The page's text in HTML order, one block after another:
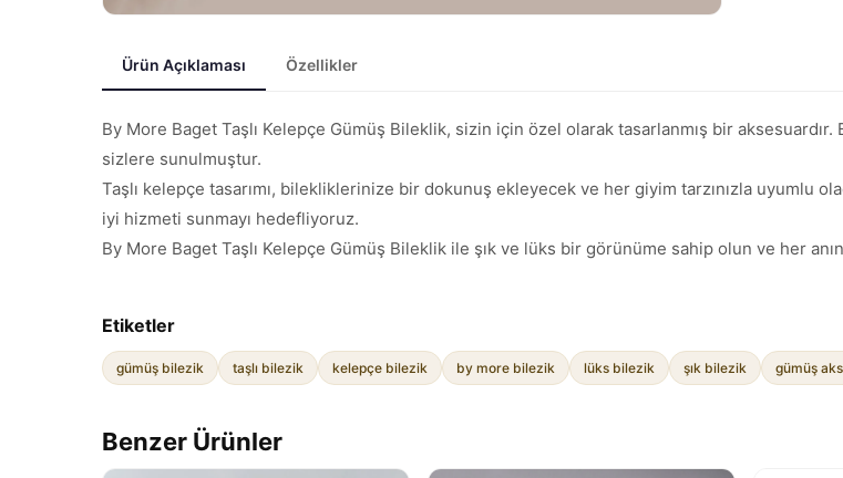
Ürün Açıklaması Özellikler
By More Baget Taşlı Kelepçe Gümüş Bileklik, sizin için özel olarak tasarlanmış bir
sizlere sunulmuştur.
Taşlı kelepçe tasarımı, bilekliklerinize bir dokunuş ekleyecek ve her giyim tarzınızla uyumlu
iyi hizmeti sunmayı hedefliyoruz.
By More Baget Taşlı Kelepçe Gümüş Bileklik ile şık ve lüks bir görünüme sahip olun ve her
Etiketler
gümüş bilezik taşlı bilezik kelepçe bilezik by more bilezik lüks bilezik şık bilezik gümüş
Benzer Ürünler